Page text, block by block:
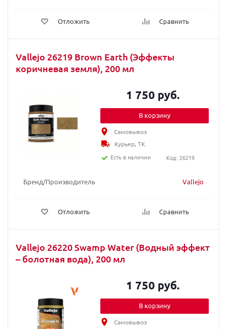
Отложить Сравнить
Vallejo 26219 Brown Earth (Эффекты
коричневая земля), 200 мл
Бренд/Производитель Vallejo
Отложить Сравнить
1 750 руб.
В корзину
Самовывоз
Курьер, ТК
Есть в наличии
Код: 26219
Vallejo 26220 Swamp Water (Водный эффект
– болотная вода), 200 мл
1 750 руб.
В корзину
Самовывоз